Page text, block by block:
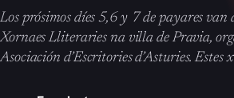
Los prósimos díes 5,6 y 7 de payares van
Xornaes Lliteraries na villa de Pravia,
Asociación d’Escritories d’Asturies. Estes